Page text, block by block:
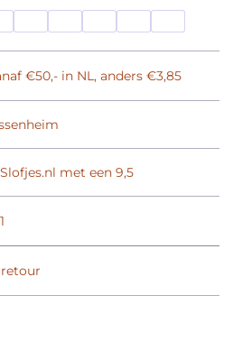
€50,- in NL, anders €3,85
met een 9,5